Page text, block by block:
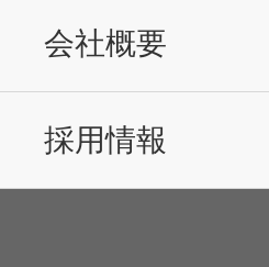
会社概要
採用情報